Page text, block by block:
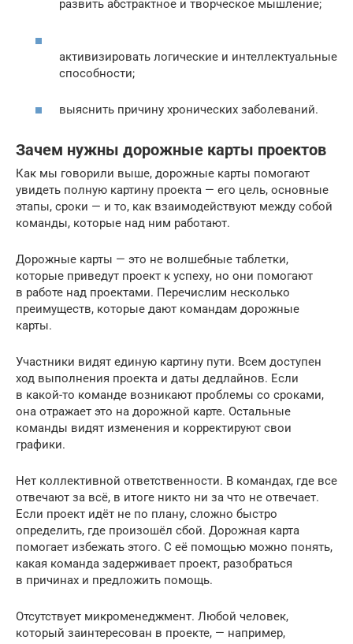
развить абстрактное и творческое мышление;
активизировать логические и интеллектуальные
способности;
выяснить причину хронических заболеваний.
Зачем нужны дорожные карты проектов
Как мы говорили выше, дорожные карты помогают
увидеть полную картину проекта — его цель, основные
этапы, сроки — и то, как взаимодействуют между собой
команды, которые над ним работают.
Дорожные карты — это не волшебные таблетки,
которые приведут проект к успеху, но они помогают
в работе над проектами. Перечислим несколько
преимуществ, которые дают командам дорожные
карты.
Участники видят единую картину пути. Всем доступен
ход выполнения проекта и даты дедлайнов. Если
в какой-то команде возникают проблемы со сроками,
она отражает это на дорожной карте. Остальные
команды видят изменения и корректируют свои
графики.
Нет коллективной ответственности. В командах, где все
отвечают за всё, в итоге никто ни за что не отвечает.
Если проект идёт не по плану, сложно быстро
определить, где произошёл сбой. Дорожная карта
помогает избежать этого. С её помощью можно понять,
какая команда задерживает проект, разобраться
в причинах и предложить помощь.
Отсутствует микроменеджмент. Любой человек,
который заинтересован в проекте, — например,